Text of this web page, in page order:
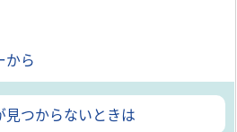
から
見つからないときは